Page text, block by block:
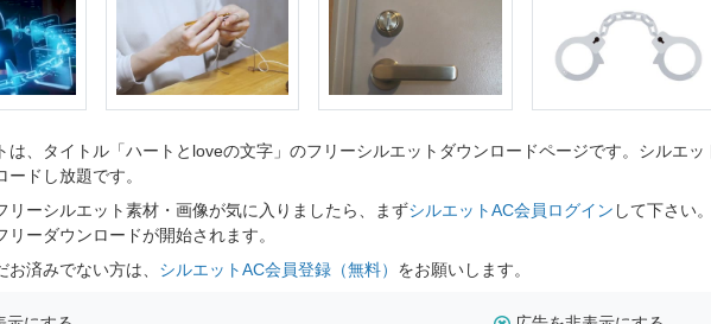
は、タイトル「ハートとloveの文字」のフリーシルエットダウンロードページです。シルエ
ドし放題です。
リーシルエット素材・画像が気に入りましたら、まずシルエットAC会員ログイン して下さい
リーダウンロードが開始されます。
済みでない方は、 シルエットAC会員登録（無料） をお願いします。